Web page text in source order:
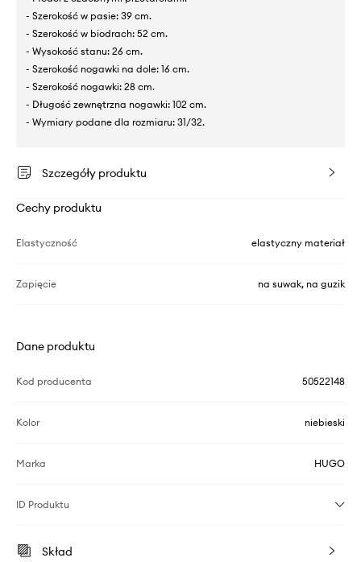
- Szerokość w pasie: 39 cm.
- Szerokość w biodrach: 52 cm.
- Wysokość stanu: 26 cm.
- Szerokość nogawki na dole: 16 cm.
- Szerokość nogawki: 28 cm.
- Długość zewnętrzna nogawki: 102 cm.
- Wymiary podane dla rozmiaru: 31/32.
Szczegóły produktu
Cechy produktu
Elastyczność elastyczny materiał
Zapięcie na suwak, na guzik
Dane produktu
Kod producenta 50522148
Kolor niebieski
Marka HUGO
ID Produktu
Skład